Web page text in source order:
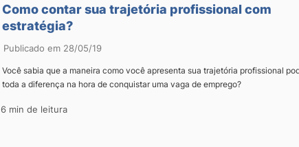
Como contar sua trajetória profissional com
estratégia?
Publicado em 28/05/19
Você sabia que a maneira como você apresenta sua trajetória profissional
toda a diferença na hora de conquistar uma vaga de emprego?
6 min de leitura